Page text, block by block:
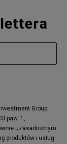
Group
paw. 1,
uzasadnionym
produktów i usług